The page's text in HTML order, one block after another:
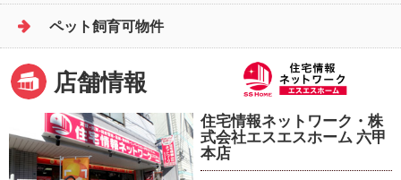
ペット飼育可物件
店舗情報
住宅情報ネットワーク・株
式会社エスエスホーム 六甲
本店